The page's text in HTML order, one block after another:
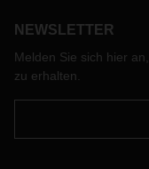
aktualisiert und von
Mit der kostenlosen
Sixfold können
NEWSLETTER
Melden Sie sich hier
zu erhalten.